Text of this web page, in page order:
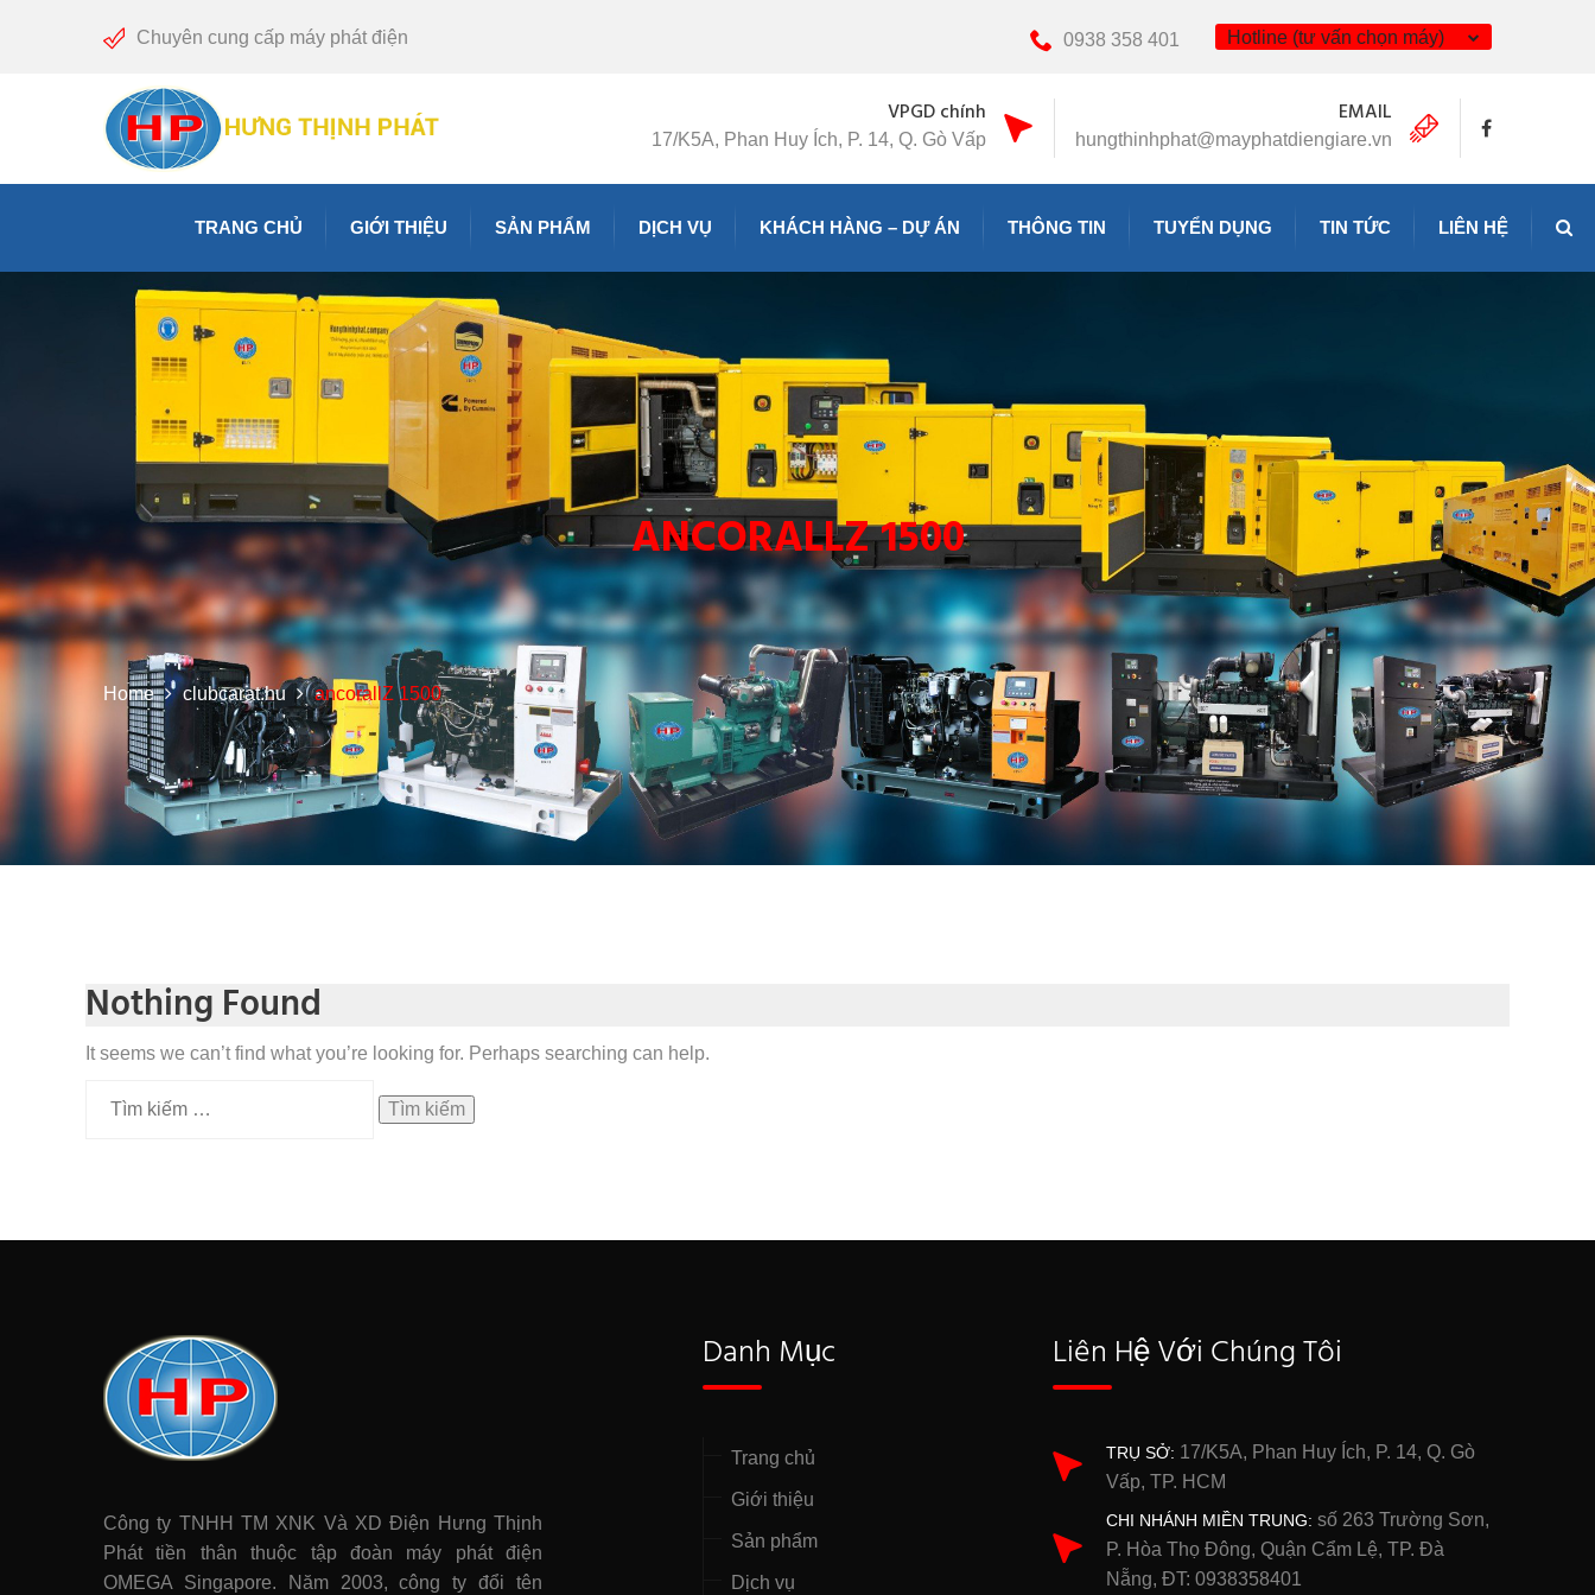
Chuyên cung cấp máy phát điện Hotline (tư vấn chọn máy)
0938 358 401
EMAIL
hungthinhphat@mayphatdiengiare.vn
VPGD chính
17/K5A, Phan Huy Ích, P. 14, Q. Gò Vấp
TRANG CHỦ GIỚI THIỆU SẢN PHẨM DỊCH VỤ KHÁCH HÀNG – DỰ ÁN THÔNG TIN TUYỂN DỤNG TIN TỨC LIÊN HỆ
ANCORALLZ 1500
Home clubcarat.hu ancorallZ 1500
Nothing Found
It seems we can’t find what you’re looking for. Perhaps searching can help.
Công ty TNHH TM XNK Và XD Điện Hưng Thịnh
Phát tiền thân thuộc tập đoàn máy phát điện
OMEGA Singapore. Năm 2003, công ty đổi tên
Danh Mục
Trang chủ
Giới thiệu
Sản phẩm
Dịch vụ
Liên Hệ Với Chúng Tôi
TRỤ SỞ: 17/K5A, Phan Huy Ích, P. 14, Q. Gò
Vấp, TP. HCM
CHI NHÁNH MIỀN TRUNG: số 263 Trường Sơn,
P. Hòa Thọ Đông, Quận Cẩm Lệ, TP. Đà
Nẵng, ĐT: 0938358401